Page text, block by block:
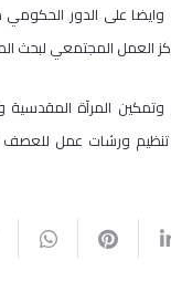
على الدور الحكومي
العمل المجتمعي
المرآة
تنظيم ورشات عمل